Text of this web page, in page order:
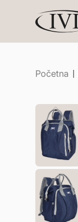
Početna